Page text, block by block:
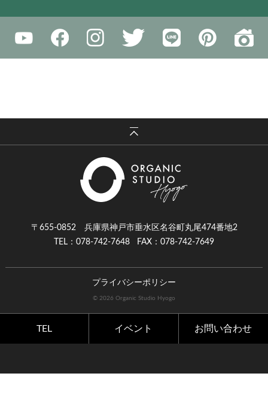
〒655-0852 兵庫県神戸市垂水区名谷町丸尾474番地2
TEL：078-742-7648
FAX：078-742-7649
プライバシーポリシー
© 2026 Organic Studio Hyogo
TEL イベント お問い合わせ